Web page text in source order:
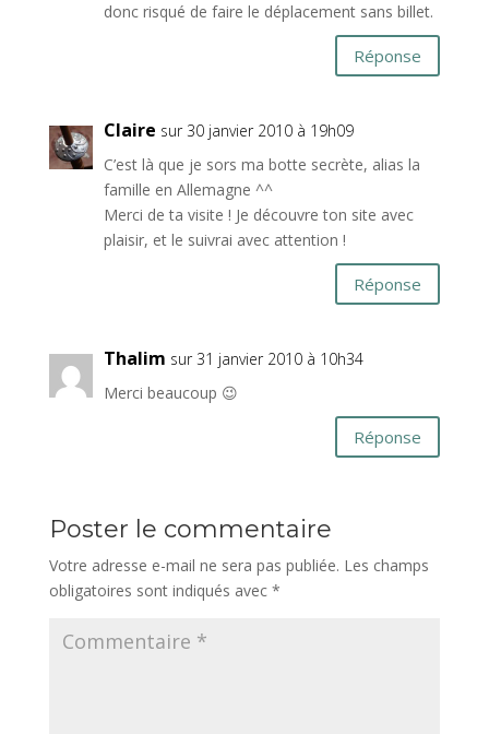
donc risqué de faire le déplacement sans billet.
Réponse
Claire sur 30 janvier 2010 à 19h09
C’est là que je sors ma botte secrète, alias la
famille en Allemagne ^^
Merci de ta visite ! Je découvre ton site avec
plaisir, et le suivrai avec attention !
Réponse
Thalim sur 31 janvier 2010 à 10h34
Merci beaucoup 😉
Réponse
Poster le commentaire
Votre adresse e-mail ne sera pas publiée. Les champs
obligatoires sont indiqués avec *